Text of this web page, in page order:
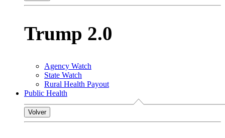
Trump 2.0
Agency Watch
State Watch
Rural Health Payout
Public Health
Volver